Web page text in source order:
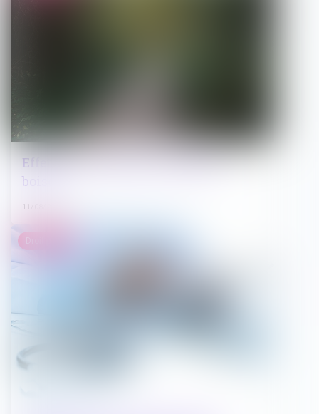
Effets du classement des espaces
boisés
11/08/2023